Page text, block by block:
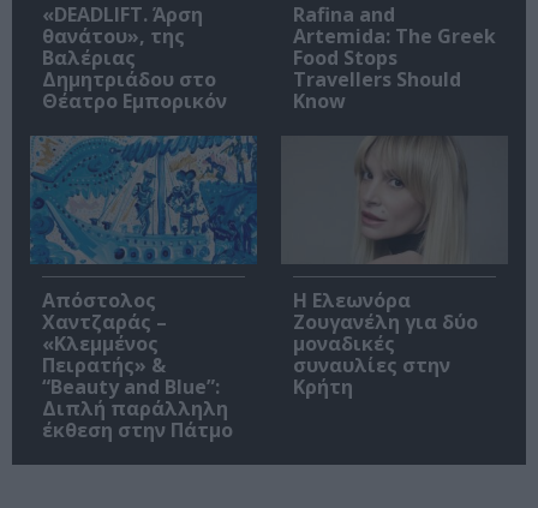
«DEADLIFT. Άρση
θανάτου», της
Βαλέριας
Δημητριάδου στο
Θέατρο Εμπορικόν
Rafina and
Artemida: The Greek
Food Stops
Travellers Should
Know
Απόστολος
Χαντζαράς –
«Κλεμμένος
Πειρατής» &
“Beauty and Blue”:
Διπλή παράλληλη
έκθεση στην Πάτμο
Η Ελεωνόρα
Ζουγανέλη για δύο
μοναδικές
συναυλίες στην
Κρήτη